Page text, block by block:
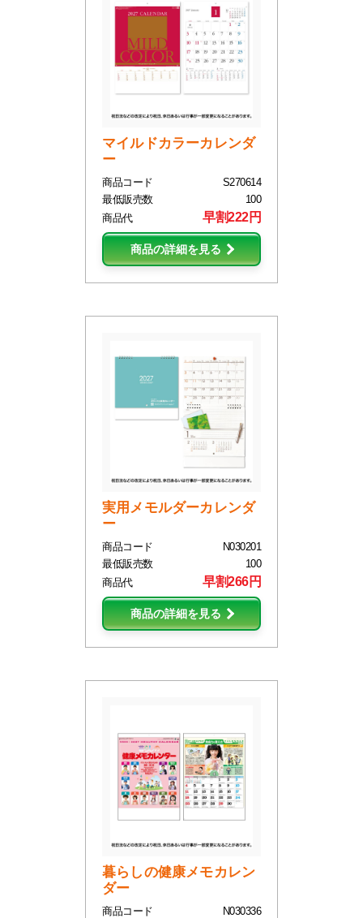
マイルドカラーカレンダ
ー
商品コード
S270614
最低販売数
100
商品代
早割222円
商品の詳細を見る
実用メモルダーカレンダ
ー
商品コード
N030201
最低販売数
100
商品代
早割266円
商品の詳細を見る
暮らしの健康メモカレン
ダー
商品コード
N030336